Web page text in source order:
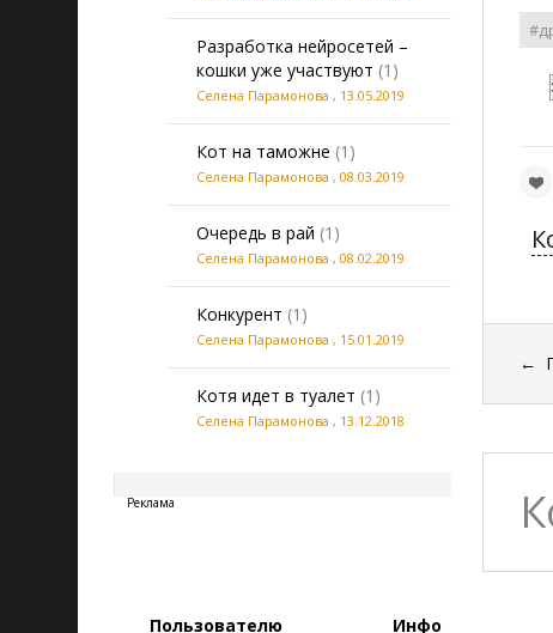
Разработка нейросетей –
кошки уже участвуют (1)
Селена Парамонова , 13.05.2019
Кот на таможне (1)
Селена Парамонова , 08.03.2019
Очередь в рай (1)
Селена Парамонова , 08.02.2019
Конкурент (1)
Селена Парамонова , 15.01.2019
Котя идет в туалет (1)
Селена Парамонова , 13.12.2018
Реклама
←
Пользователю Инфо